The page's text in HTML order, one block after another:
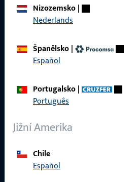
Nizozemsko|
Nederlands
Španělsko|
Español
Portugalsko|
Português
Jižní Amerika
Chile
Español
Kariéra
Katalog produktů